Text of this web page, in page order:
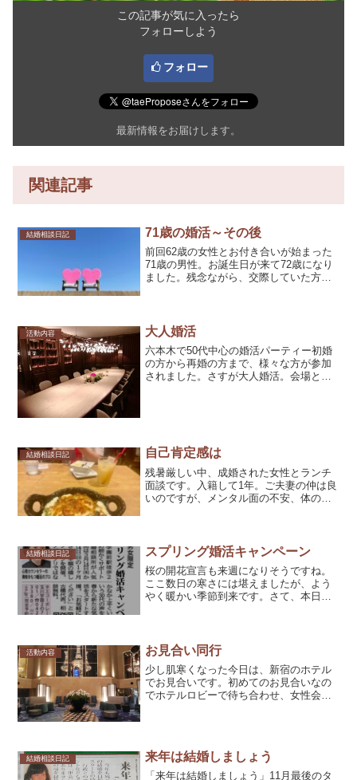
この記事が気に入ったら
フォローしよう
フォロー
最新情報をお届けします。
関連記事
結婚相談日記 71歳の婚活～その後
前回62歳の女性とお付き合いが始まった
71歳の男性。お誕生日が来て72歳になり
ました。残念ながら、交際していた方と
来、今度は58...
活動内容 大人婚活
六本木で50代中心の婚活パーティー初婚
の方から再婚の方まで、様々な方が参加
されました。さすが大人婚活。会場とな
結婚相談日記 自己肯定感は
残暑厳しい中、成婚された女性とランチ
面談です。入籍して1年。ご夫妻の仲は良
いのですが、メンタル面の不安、体の不
気分も上がることを話しま...
結婚相談日記 スプリング婚活キャンペーン
桜の開花宣言も来週になりそうですね。
ここ数日の寒さには堪えましたが、よう
やく暖かい季節到来です。さて、本日タ
になるキャンペーンです...
活動内容 お見合い同行
少し肌寒くなった今日は、新宿のホテル
でお見合いです。初めてのお見合いなの
でホテルロビーで待ち合わせ、女性会員
結婚相談日記 来年は結婚しましょう
「来年は結婚しましょう」11月最後のタ